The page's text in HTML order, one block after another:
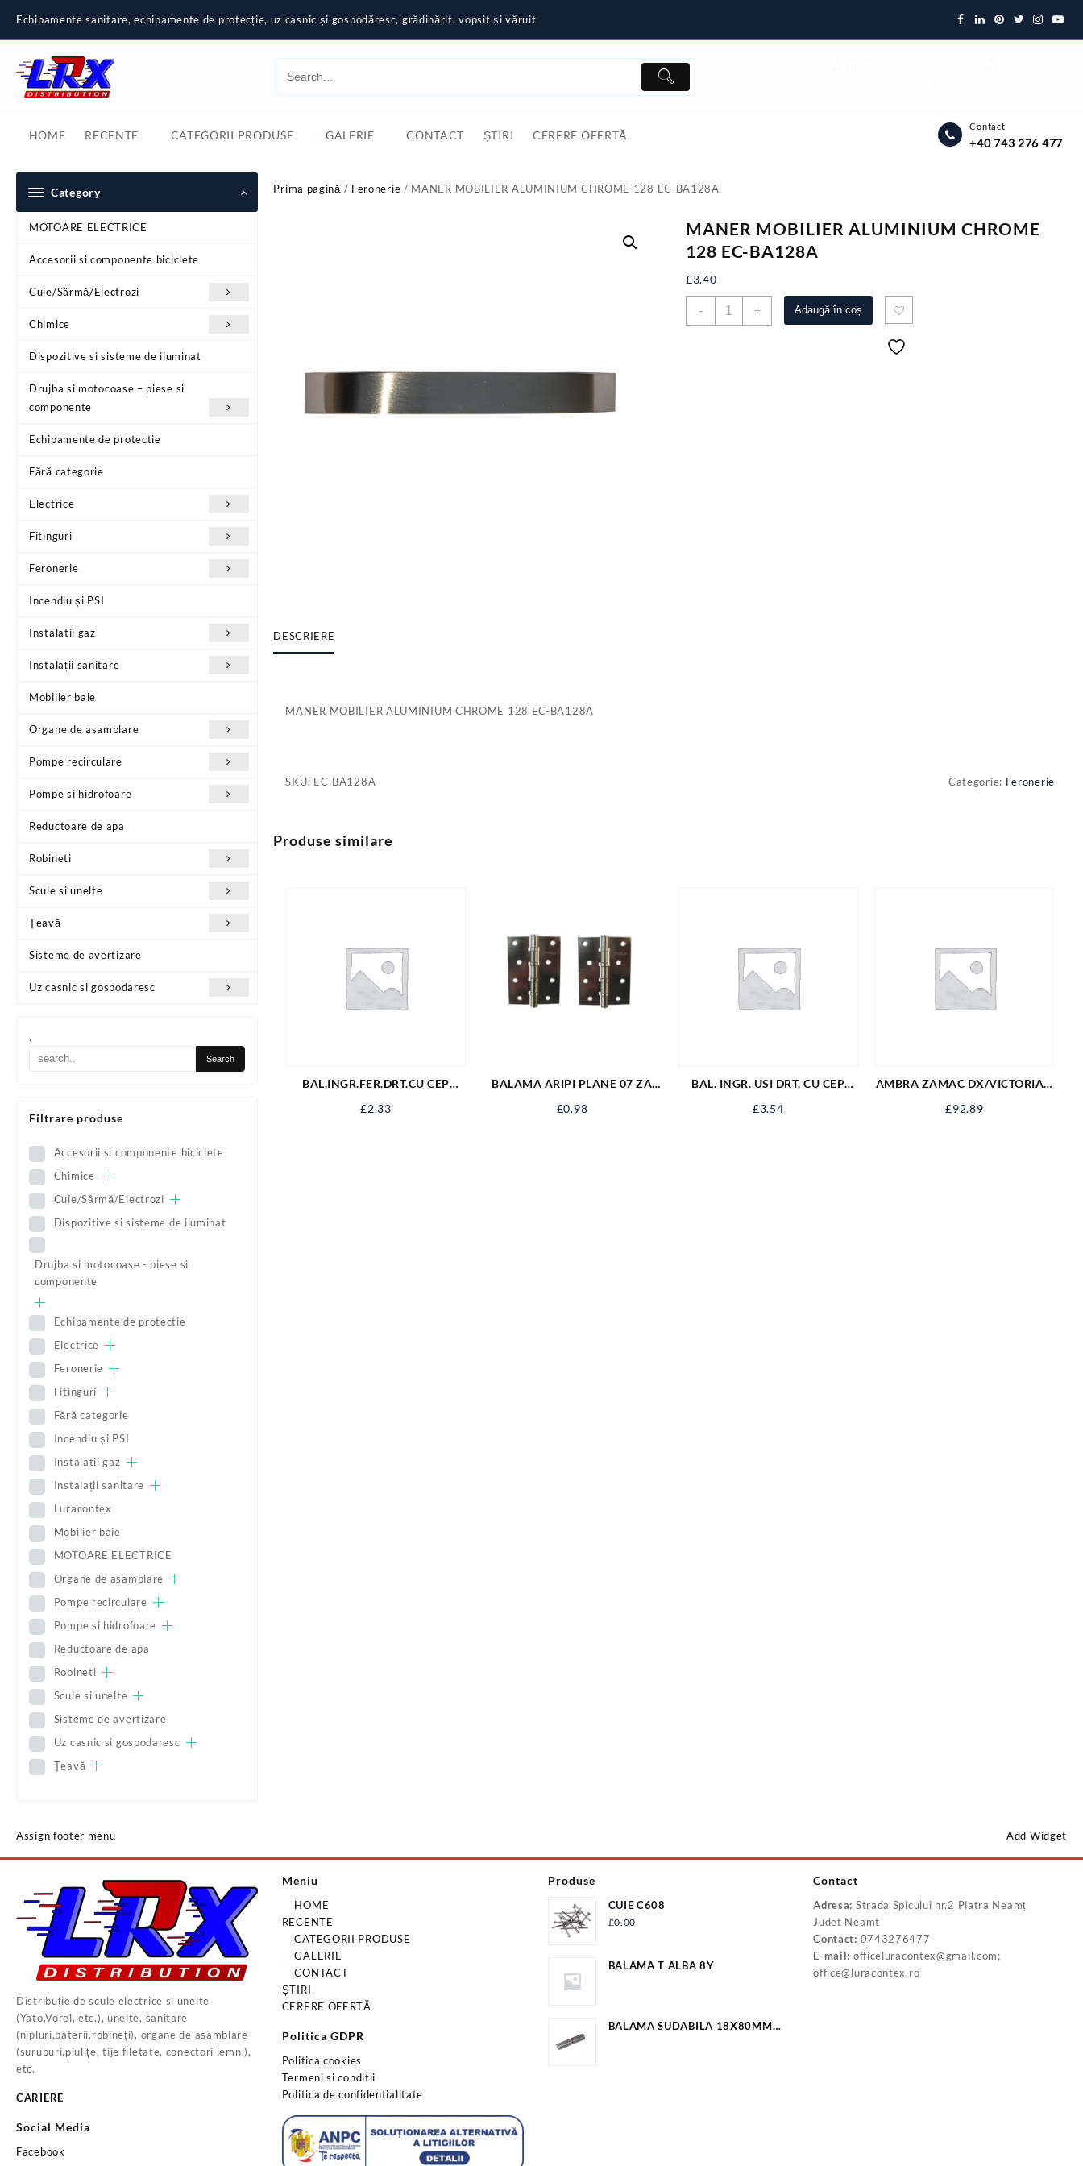
content
Echipamente sanitare, echipamente de protecție, uz casnic și gospodăresc, grădinărit, vopsit și văruit
HOME RECENTE CATEGORII PRODUSE GALERIE CONTACT ȘTIRI CERERE OFERTĂ
Contact
+40 743 276 477
Category
MOTOARE ELECTRICE
Accesorii si componente biciclete
Cuie/Sârmă/Electrozi
Chimice
Dispozitive si sisteme de iluminat
Drujba si motocoase – piese si
componente
Echipamente de protectie
Fără categorie
Electrice
Fitinguri
Feronerie
Incendiu și PSI
Instalatii gaz
Instalații sanitare
Mobilier baie
Organe de asamblare
Pompe recirculare
Pompe si hidrofoare
Reductoare de apa
Robineti
Scule si unelte
Țeavă
Sisteme de avertizare
Uz casnic si gospodaresc
.
Filtrare produse
Accesorii si componente biciclete
Chimice
Cuie/Sârmă/Electrozi
Dispozitive si sisteme de iluminat
Drujba si motocoase - piese si
componente
Echipamente de protectie
Electrice
Feronerie
Fitinguri
Fără categorie
Incendiu și PSI
Instalatii gaz
Instalații sanitare
Luracontex
Mobilier baie
MOTOARE ELECTRICE
Organe de asamblare
Pompe recirculare
Pompe si hidrofoare
Reductoare de apa
Robineti
Scule si unelte
Sisteme de avertizare
Uz casnic si gospodaresc
Țeavă
Prima pagină / Feronerie / MANER MOBILIER ALUMINIUM CHROME 128 EC-BA128A
MANER MOBILIER ALUMINIUM CHROME
128 EC-BA128A
£3.40
-
Cantitate+ Adaugă în coș
DESCRIERE
MANER MOBILIER ALUMINIUM CHROME 128 EC-BA128A
SKU: EC-BA128A Categorie: Feronerie
Produse similare
BAL.INGR.FER.DRT.CU CEP
£2.33
BALAMA ARIPI PLANE 07 ZA
£0.98
BAL. INGR. USI DRT. CU CEP
£3.54
AMBRA ZAMAC DX/VICTORIAN
£92.89
Assign footer menu Add Widget
Distribuție de scule electrice si unelte
(Yato,Vorel, etc.), unelte, sanitare
(nipluri,baterii,robineți), organe de asamblare
(suruburi,piulițe, tije filetate, conectori lemn.),
etc.
CARIERE
Social Media
Facebook
Meniu
HOME
RECENTE
CATEGORII PRODUSE
GALERIE
CONTACT
ȘTIRI
CERERE OFERTĂ
Politica GDPR
Politica cookies
Termeni si conditii
Politica de confidentialitate
Produse
CUIE C608
£0.00
BALAMA T ALBA 8Y
BALAMA SUDABILA 18X80MM
Contact
Adresa: Strada Spicului nr.2 Piatra Neamț
Judet Neamt
Contact: 0743276477
E-mail: officeluracontex@gmail.com;
office@luracontex.ro